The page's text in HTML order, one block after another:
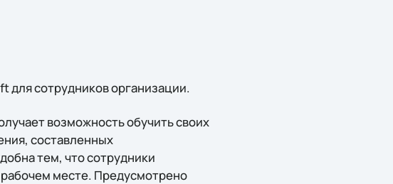
для сотрудников организации.
возможность обучить своих
составленных
тем, что сотрудники
рабочем месте. Предусмотрено